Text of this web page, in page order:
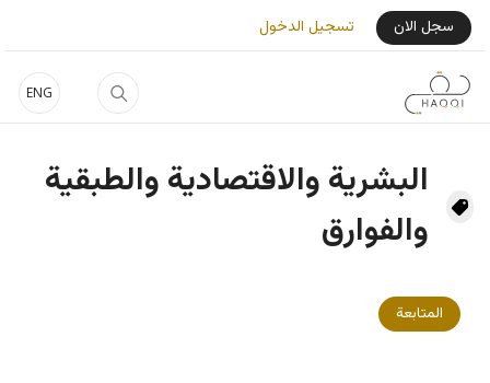
تجاوز إلى المحتوى الرئيسي
ENG
User Login Menu
سجل الان تسجيل الدخول
البشرية والاقتصادية والطبقية
والفوارق
المتابعة